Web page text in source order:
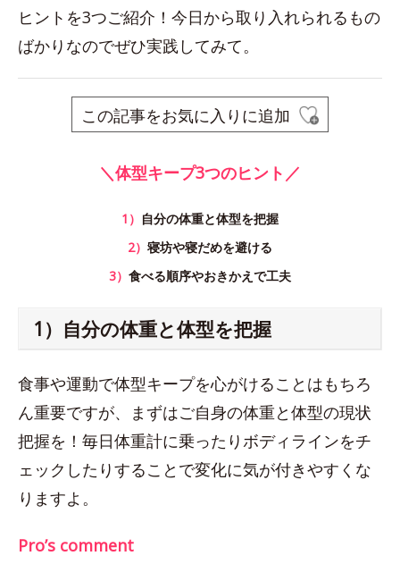
ヒントを3つご紹介！今日から取り入れられるもの
ばかりなのでぜひ実践してみて。
この記事をお気に入りに追加
＼体型キープ3つのヒント／
1） 自分の体重と体型を把握
2） 寝坊や寝だめを避ける
3） 食べる順序やおきかえで工夫
1）自分の体重と体型を把握
食事や運動で体型キープを心がけることはもちろ
ん重要ですが、まずはご自身の体重と体型の現状
把握を！毎日体重計に乗ったりボディラインをチ
ェックしたりすることで変化に気が付きやすくな
りますよ。
Pro’s comment